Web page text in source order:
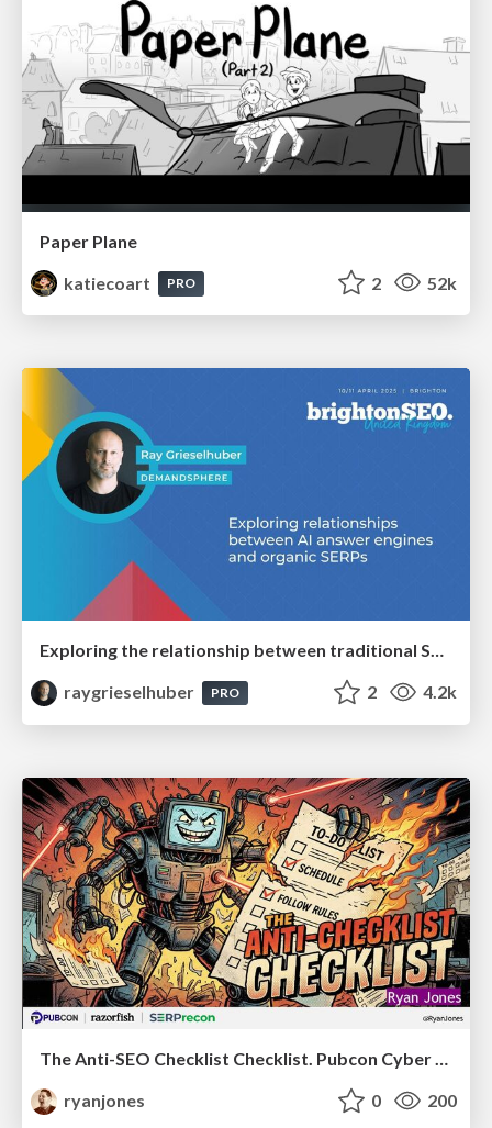
Paper Plane
katiecoart
PRO 2 52k
Exploring the relationship between traditional SERPs and Gen AI search
raygrieselhuber
PRO 2 4.2k
The Anti-SEO Checklist Checklist. Pubcon Cyber Week
ryanjones
0 200